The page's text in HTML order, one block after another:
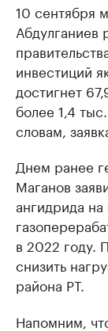
10 сентября
Абдулганиев
инвестиций
достигнет
более 1,4
словам,
Днем ранее
Маганов
ангидрида
в 2022 году.
снизить
района РТ.
Напомним,